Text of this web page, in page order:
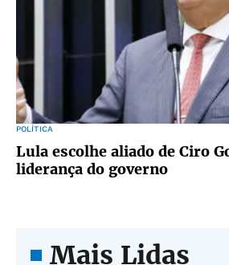
POLÍTICA
Lula escolhe aliado de Ciro
liderança do governo
Mais Lidas